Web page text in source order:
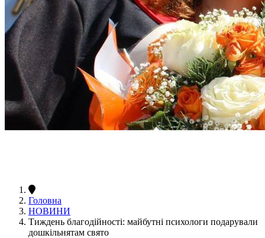
Головна
НОВИНИ
Тиждень благодійності: майбутні психологи подарували
дошкільнятам свято